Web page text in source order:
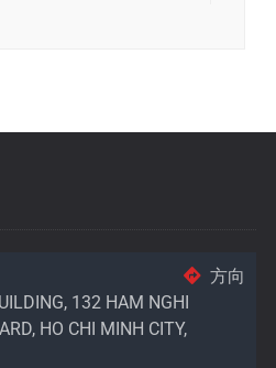
方向
132 HAM NGHI
HO CHI MINH CITY,